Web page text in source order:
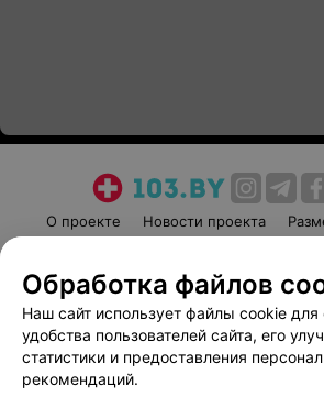
О проекте Новости проекта
Пользовательское соглашение
Вакансии
Партнеры
Написать руководителю
Обработка файлов
Наш сайт использует файлы cookie для
удобства пользователей сайта, его
статистики и предоставления
рекомендаций.